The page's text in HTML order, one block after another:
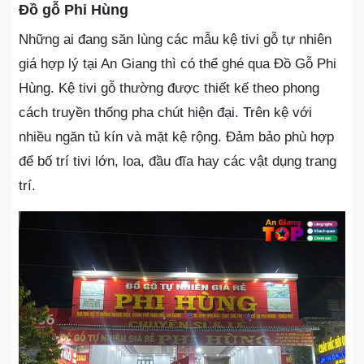
Đồ gỗ Phi Hùng
Những ai đang săn lùng các mẫu kệ tivi gỗ tự nhiên
giá hợp lý tại An Giang thì có thể ghé qua Đồ Gỗ Phi
Hùng. Kệ tivi gỗ thường được thiết kế theo phong
cách truyền thống pha chút hiện đại. Trên kệ với
nhiều ngăn tủ kín và mặt kệ rộng. Đảm bảo phù hợp
để bố trí tivi lớn, loa, đầu đĩa hay các vật dụng trang
trí.